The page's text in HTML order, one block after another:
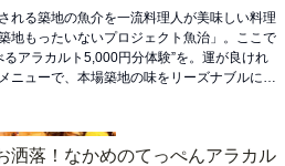
れる築地の魚介を一流料理人が美味しい料理
地もったいないプロジェクト魚治」。ここで
アラカルト5,000円分体験”を。運が良けれ
ニューで、本場築地の味をリーズナブルに堪
な曜日・時間が設定されています、サービス
洒落！なかめのてっぺんアラカル